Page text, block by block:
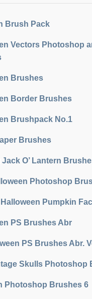
Brush Pack
Vectors Photoshop
Brushes
Border Brushes
Brushpack No.1
Brushes
O’ Lantern
Photoshop
Pumpkin
PS Brushes Abr
PS Brushes Abr.
Skulls Photoshop
Photoshop Brushes 6